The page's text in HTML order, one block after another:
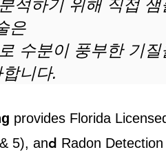
석하기 위해 직접 샘
은
수분이 풍부한 기
니다.
provides Florida
5), and Radon